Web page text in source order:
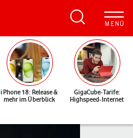
iPhone 18: Release &
mehr im Überblick
GigaCube-Tarife:
Highspeed-Internet